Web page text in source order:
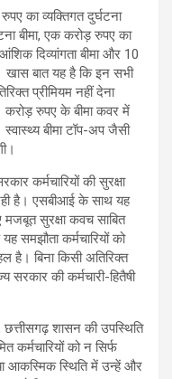
का व्यक्तिगत दुर्घटना
बीमा, एक करोड़ रुपए का
दिव्यांगता बीमा और 10
खास बात यह है कि इन सभी
प्रीमियम नहीं देना
करोड़ रुपए के बीमा कवर में
बीमा टॉप-अप जैसी
कर्मचारियों की सुरक्षा
है। एसबीआई के साथ यह
मजबूत सुरक्षा कवच साबित
समझौता कर्मचारियों को
है। बिना किसी अतिरिक्त
सरकार की कर्मचारी-हितैषी
शासन की उपस्थिति
को न सिर्फ
आकस्मिक स्थिति में उन्हें और